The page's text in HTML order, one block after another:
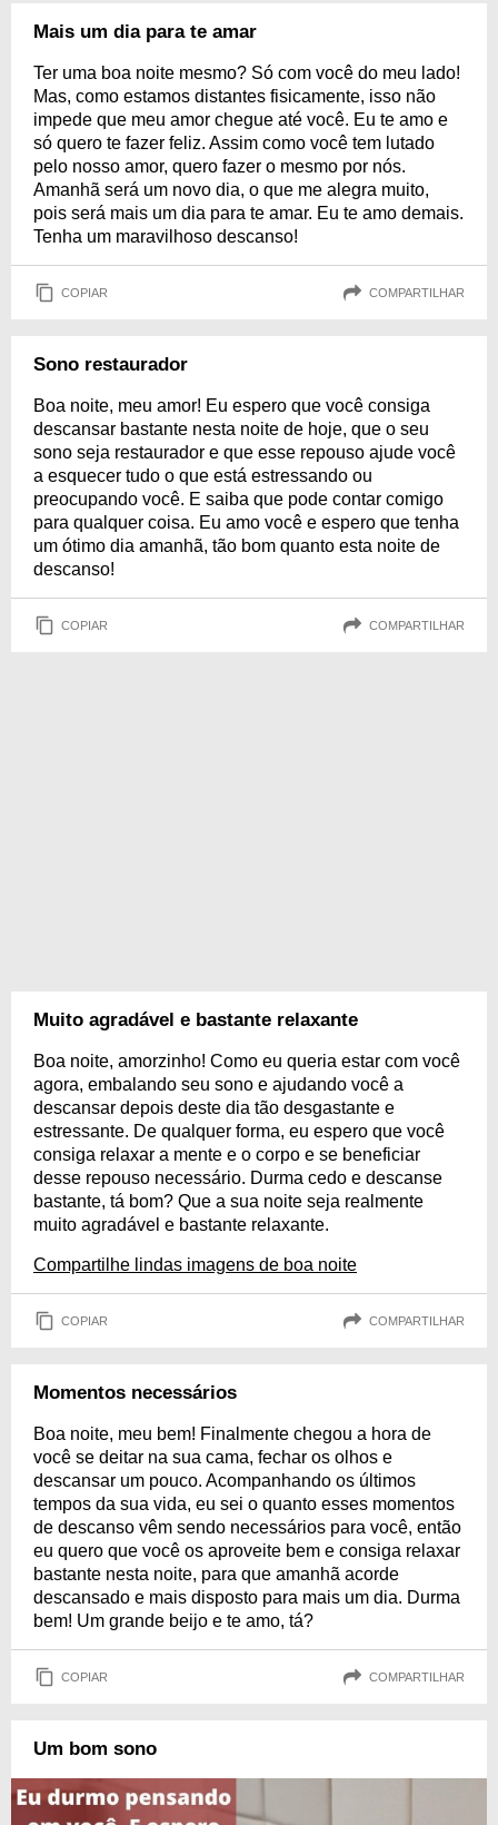
Mais um dia para te amar
Ter uma boa noite mesmo? Só com você do meu lado!
Mas, como estamos distantes fisicamente, isso não
impede que meu amor chegue até você. Eu te amo e
só quero te fazer feliz. Assim como você tem lutado
pelo nosso amor, quero fazer o mesmo por nós.
Amanhã será um novo dia, o que me alegra muito,
pois será mais um dia para te amar. Eu te amo demais.
Tenha um maravilhoso descanso!
COPIAR COMPARTILHAR
Sono restaurador
Boa noite, meu amor! Eu espero que você consiga
descansar bastante nesta noite de hoje, que o seu
sono seja restaurador e que esse repouso ajude você
a esquecer tudo o que está estressando ou
preocupando você. E saiba que pode contar comigo
para qualquer coisa. Eu amo você e espero que tenha
um ótimo dia amanhã, tão bom quanto esta noite de
descanso!
COPIAR COMPARTILHAR
Muito agradável e bastante relaxante
Boa noite, amorzinho! Como eu queria estar com você
agora, embalando seu sono e ajudando você a
descansar depois deste dia tão desgastante e
estressante. De qualquer forma, eu espero que você
consiga relaxar a mente e o corpo e se beneficiar
desse repouso necessário. Durma cedo e descanse
bastante, tá bom? Que a sua noite seja realmente
muito agradável e bastante relaxante.
Compartilhe lindas imagens de boa noite
COPIAR COMPARTILHAR
Momentos necessários
Boa noite, meu bem! Finalmente chegou a hora de
você se deitar na sua cama, fechar os olhos e
descansar um pouco. Acompanhando os últimos
tempos da sua vida, eu sei o quanto esses momentos
de descanso vêm sendo necessários para você, então
eu quero que você os aproveite bem e consiga relaxar
bastante nesta noite, para que amanhã acorde
descansado e mais disposto para mais um dia. Durma
bem! Um grande beijo e te amo, tá?
COPIAR COMPARTILHAR
Um bom sono